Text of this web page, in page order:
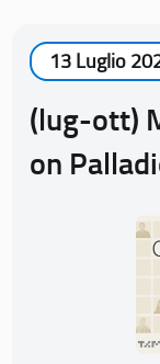
13 Luglio
(lug-ott)
on